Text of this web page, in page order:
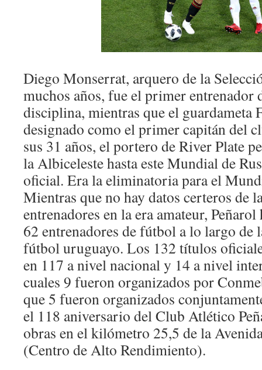
Diego Monserrat, arquero de la
muchos años, fue el primer entrenador
disciplina, mientras que el guardameta
designado como el primer capitán del
sus 31 años, el portero de River Plate
la Albiceleste hasta este Mundial de
oficial. Era la eliminatoria para el
Mientras que no hay datos certeros de
entrenadores en la era amateur,
62 entrenadores de fútbol a lo largo de
fútbol uruguayo. Los 132 títulos
en 117 a nivel nacional y 14 a nivel
cuales 9 fueron organizados por
que 5 fueron organizados
el 118 aniversario del Club Atlético
obras en el kilómetro 25,5 de la
(Centro de Alto Rendimiento).